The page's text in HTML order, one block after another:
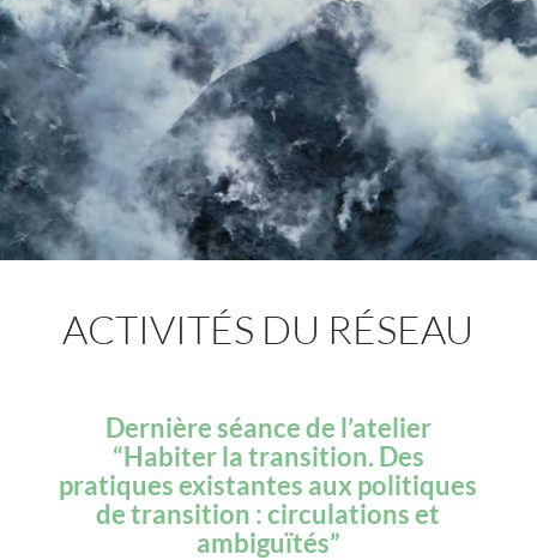
ACTIVITÉS DU RÉSEAU
Dernière séance de l’atelier
“Habiter la transition. Des
pratiques existantes aux politiques
de transition : circulations et
ambiguïtés”